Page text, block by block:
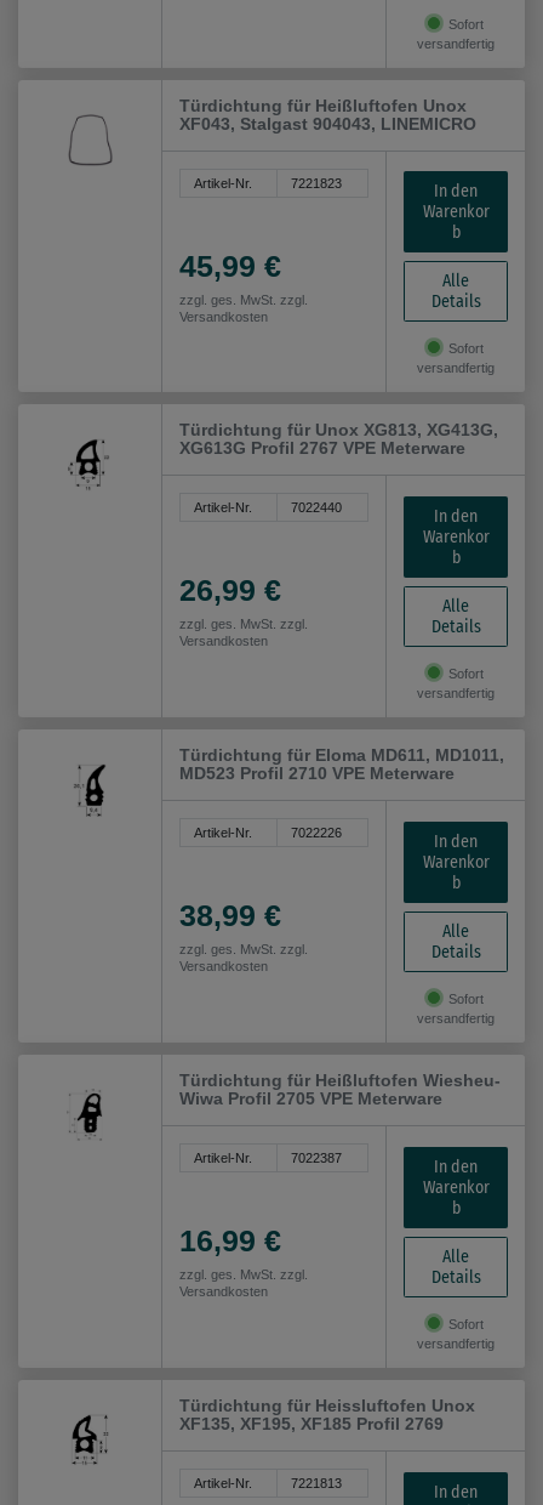
Sofort
versandfertig
Türdichtung für Heißluftofen Unox
XF043, Stalgast 904043, LINEMICRO
Artikel-Nr. 7221823
45,99 €
zzgl. ges. MwSt. zzgl.
Versandkosten
In den
Warenkor
b
Alle
Details
Sofort
versandfertig
Türdichtung für Unox XG813, XG413G,
XG613G Profil 2767 VPE Meterware
Artikel-Nr. 7022440
26,99 €
zzgl. ges. MwSt. zzgl.
Versandkosten
In den
Warenkor
b
Alle
Details
Sofort
versandfertig
Türdichtung für Eloma MD611, MD1011,
MD523 Profil 2710 VPE Meterware
Artikel-Nr. 7022226
38,99 €
zzgl. ges. MwSt. zzgl.
Versandkosten
In den
Warenkor
b
Alle
Details
Sofort
versandfertig
Türdichtung für Heißluftofen Wiesheu-
Wiwa Profil 2705 VPE Meterware
Artikel-Nr. 7022387
16,99 €
zzgl. ges. MwSt. zzgl.
Versandkosten
In den
Warenkor
b
Alle
Details
Sofort
versandfertig
Türdichtung für Heissluftofen Unox
XF135, XF195, XF185 Profil 2769
Artikel-Nr. 7221813
In den